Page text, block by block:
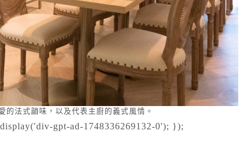
的法式韻味，以及代表主廚的義式風情。
gpt-ad-1748336269132-0'); });